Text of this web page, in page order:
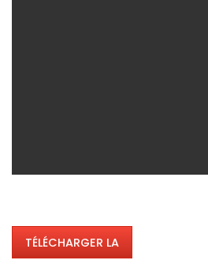
TÉLÉCHARGER LA